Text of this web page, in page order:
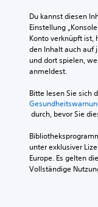
Du kannst diesen
Einstellung
Konto verknüpft ist,
den Inhalt auch auf
und dort spielen,
anmeldest.
Bitte lesen Sie sich
durch, bevor Sie
unter exklusiver
Europe. Es gelten
Vollständige